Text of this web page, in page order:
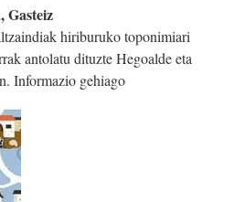
Gasteiz
hiriburuko toponimiari
antolatu dituzte Hegoalde eta
Informazio gehiago